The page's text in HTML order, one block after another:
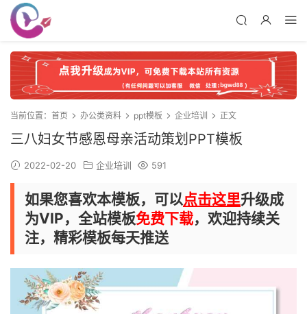
当前位置： 首页 办公类资料 ppt模板 企业培训 正文
三八妇女节感恩母亲活动策划PPT模板
2022-02-20 企业培训 591
如果您喜欢本模板，可以点击这里升级成
为VIP，全站模板免费下载，欢迎持续关
注，精彩模板每天推送